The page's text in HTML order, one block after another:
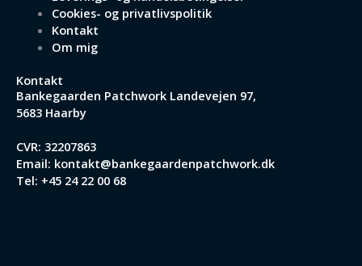
Cookies- og privatlivspolitik
Kontakt
Om mig
Kontakt
Bankegaarden Patchwork Landevejen 97,
5683 Haarby
CVR: 32207863
Email: kontakt@bankegaardenpatchwork.dk
Tel: +45 24 22 00 68